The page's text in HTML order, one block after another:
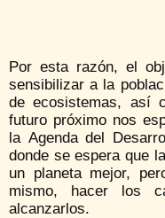
Por esta razón, el
sensibilizar a la
de ecosistemas, así
futuro próximo nos
la Agenda del
donde se espera que
un planeta mejor,
mismo, hacer los
alcanzarlos.